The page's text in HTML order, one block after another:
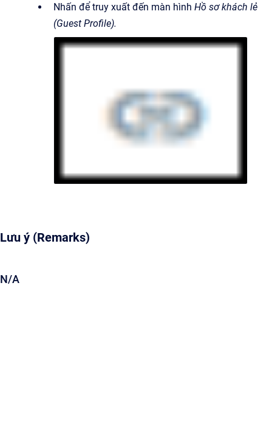
Nhấn để truy xuất đến màn hình Hồ sơ khách lẻ
(Guest Profile).
Lưu ý (Remarks)
N/A